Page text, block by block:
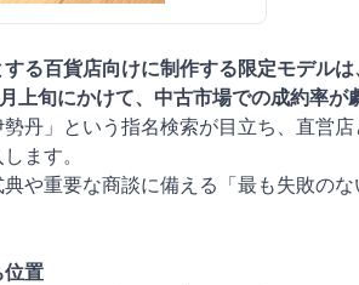
る百貨店向けに制作する限定モデル
上旬にかけて、中古市場での成約率が
丹」という指名検索が目立ち、直営
ます。
や重要な商談に備える「最も失敗の
置